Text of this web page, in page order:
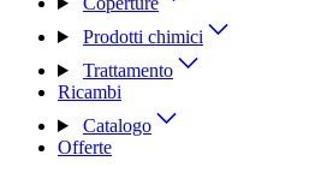
Prodotti chimici
Trattamento
Ricambi
Catalogo
Offerte